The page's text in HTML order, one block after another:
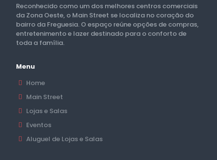
Reconhecido como um dos melhores centros comerciais
da Zona Oeste, o Main Street se localiza no coração do
bairro da Freguesia. O espaço reúne opções de compras,
entretenimento e lazer destinado para o conforto de
toda a família.
Menu
Home
Main Street
Lojas e Salas
Eventos
Aluguel de Lojas e Salas